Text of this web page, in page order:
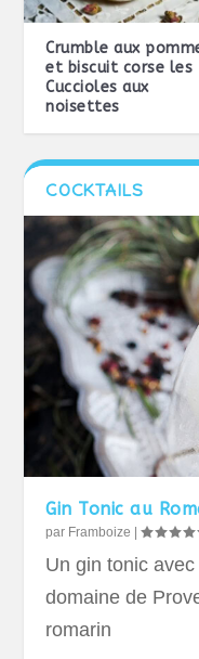
Crumble aux
et biscuit corse les
Cuccioles aux
noisettes
COCKTAILS
Gin Tonic au
par Framboize |
Un gin tonic
domaine de
romarin